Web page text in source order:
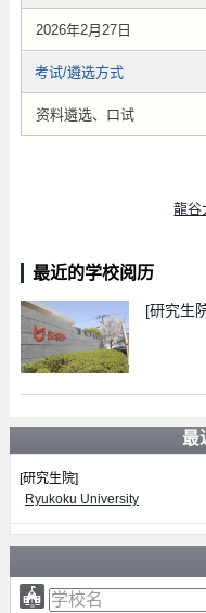
2026年2月27日
考试/遴选方式
资料遴选、口试
龍谷
最近的学校阅历
[研究生
最
[研究生院]
Ryukoku University